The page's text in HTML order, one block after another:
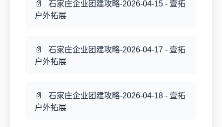
石家庄企业团建攻略-2026-04-15 - 壹拓
户外拓展
石家庄企业团建攻略-2026-04-17 - 壹拓
户外拓展
石家庄企业团建攻略-2026-04-18 - 壹拓
户外拓展